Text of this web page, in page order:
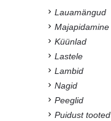
Lauamängud
Majapidamine
Küünlad
Lastele
Lambid
Nagid
Peeglid
Puidust tooted